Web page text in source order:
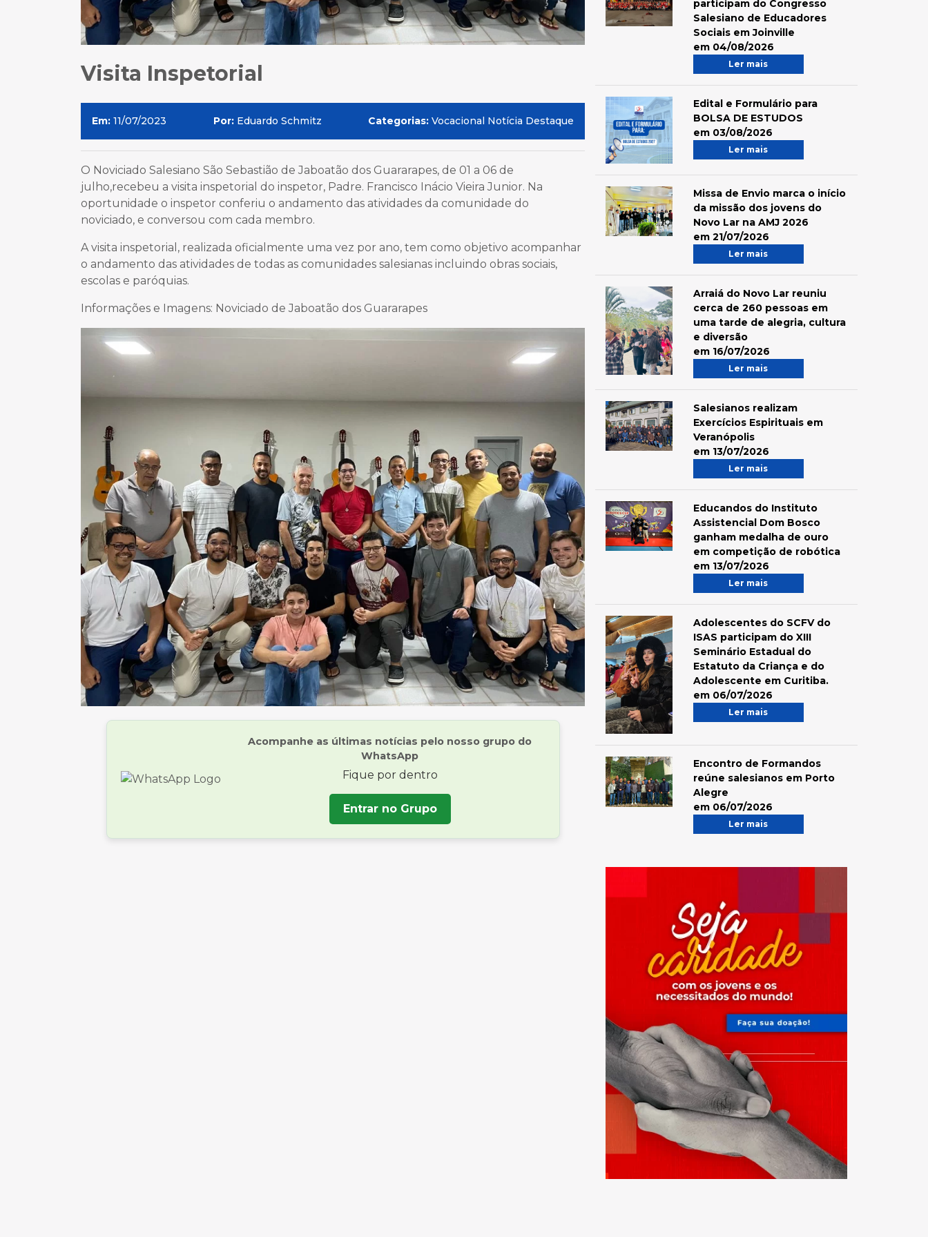
Visita Inspetorial
Em: 11/07/2023 Por: Eduardo Schmitz Categorias: Vocacional Notícia Destaque
O Noviciado Salesiano São Sebastião de Jaboatão dos Guararapes, de 01 a 06 de
julho,recebeu a visita inspetorial do inspetor, Padre. Francisco Inácio Vieira Junior. Na
oportunidade o inspetor conferiu o andamento das atividades da comunidade do
noviciado, e conversou com cada membro.
A visita inspetorial, realizada oficialmente uma vez por ano, tem como objetivo acompanhar
o andamento das atividades de todas as comunidades salesianas incluindo obras sociais,
escolas e paróquias.
Informações e Imagens: Noviciado de Jaboatão dos Guararapes
Acompanhe as últimas notícias pelo nosso grupo do
WhatsApp
Fique por dentro
Entrar no Grupo
participam do Congresso
Salesiano de Educadores
Sociais em Joinville
em 04/08/2026
Ler mais
Edital e Formulário para
BOLSA DE ESTUDOS
em 03/08/2026
Ler mais
Missa de Envio marca o início
da missão dos jovens do
Novo Lar na AMJ 2026
em 21/07/2026
Ler mais
Arraiá do Novo Lar reuniu
cerca de 260 pessoas em
uma tarde de alegria, cultura
e diversão
em 16/07/2026
Ler mais
Salesianos realizam
Exercícios Espirituais em
Veranópolis
em 13/07/2026
Ler mais
Educandos do Instituto
Assistencial Dom Bosco
ganham medalha de ouro
em competição de robótica
em 13/07/2026
Ler mais
Adolescentes do SCFV do
ISAS participam do XIII
Seminário Estadual do
Estatuto da Criança e do
Adolescente em Curitiba.
em 06/07/2026
Ler mais
Encontro de Formandos
reúne salesianos em Porto
Alegre
em 06/07/2026
Ler mais